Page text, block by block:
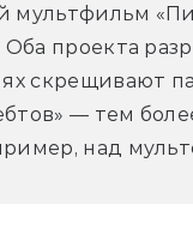
мультфильм
Оба проекта
скрещивают
— тем
над